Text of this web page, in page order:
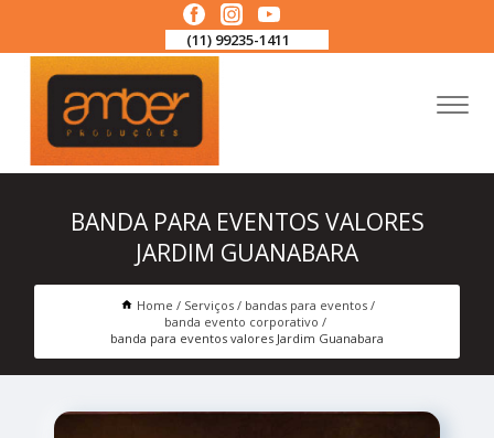
(11) 99235-1411
BANDA PARA EVENTOS VALORES
JARDIM GUANABARA
Home Serviços
bandas para eventos
banda evento corporativo
banda para eventos valores Jardim Guanabara